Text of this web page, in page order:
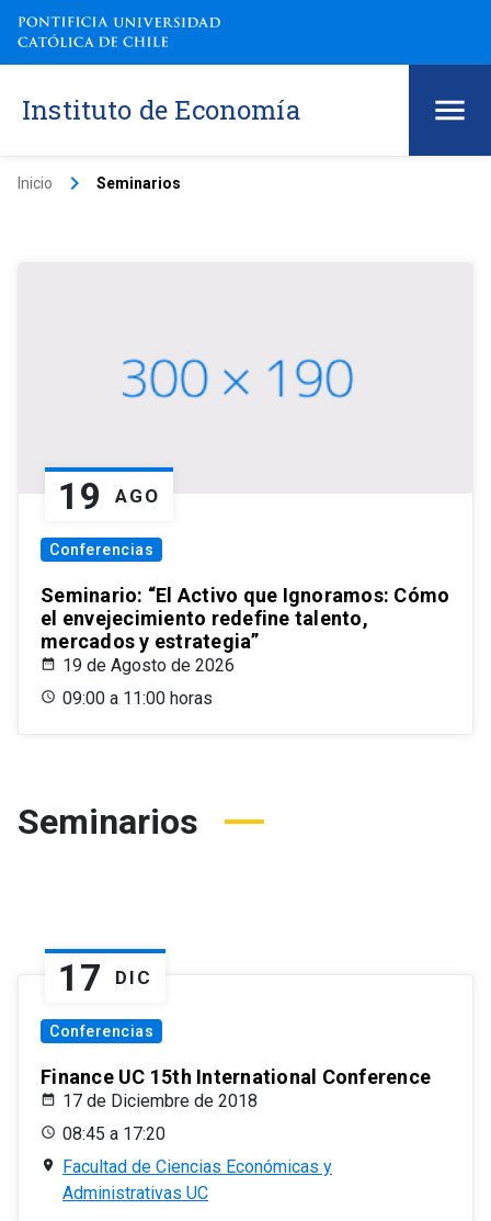
Instituto de Economía
Inicio keyboard_arrow_right Seminarios
19 AGO
Conferencias
Seminario: “El Activo que Ignoramos: Cómo
el envejecimiento redefine talento,
mercados y estrategia”
19 de Agosto de 2026
09:00 a 11:00 horas
Seminarios
17 DIC
Conferencias
Finance UC 15th International Conference
17 de Diciembre de 2018
08:45 a 17:20
Facultad de Ciencias Económicas y
Administrativas UC